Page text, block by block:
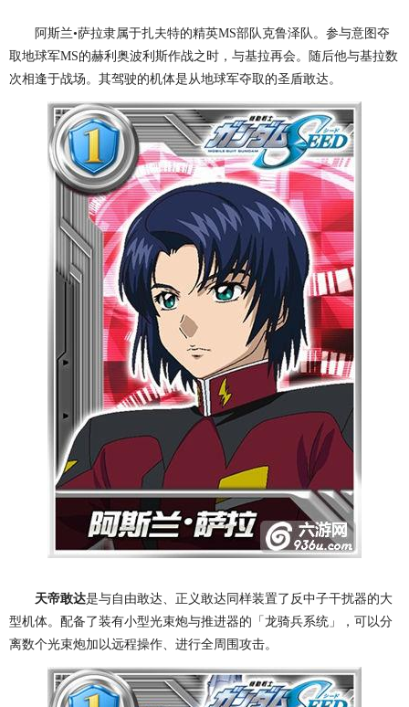
阿斯兰•萨拉隶属于扎夫特的精英MS部队克鲁泽队。参与意图夺
取地球军MS的赫利奥波利斯作战之时，与基拉再会。随后他与基拉数
次相逢于战场。其驾驶的机体是从地球军夺取的圣盾敢达。
天帝敢达是与自由敢达、正义敢达同样装置了反中子干扰器的大
型机体。配备了装有小型光束炮与推进器的「龙骑兵系统」，可以分
离数个光束炮加以远程操作、进行全周围攻击。